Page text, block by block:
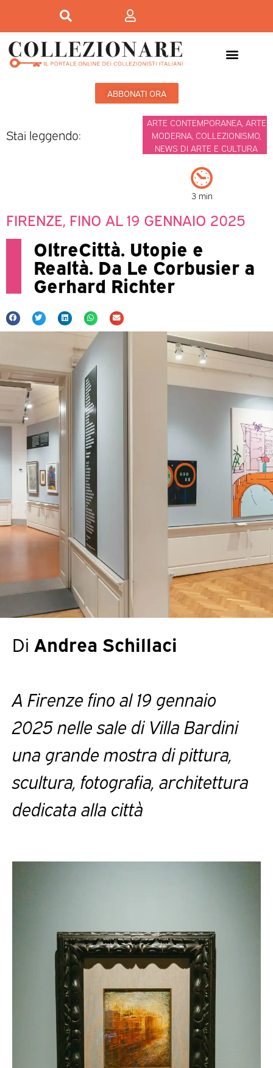
ABBONATI ORA
Stai leggendo:
ARTE CONTEMPORANEA, ARTE
MODERNA COLLEZIONISMO
NEWS DI ARTE E CULTURA
3 min
FIRENZE, FINO AL 19 GENNAIO 2025
OltreCittà. Utopie e
Realtà. Da Le Corbusier a
Gerhard Richter
Di Andrea Schillaci
A Firenze fino al 19 gennaio
2025 nelle sale di Villa Bardini
una grande mostra di pittura,
scultura, fotografia, architettura
dedicata alla città